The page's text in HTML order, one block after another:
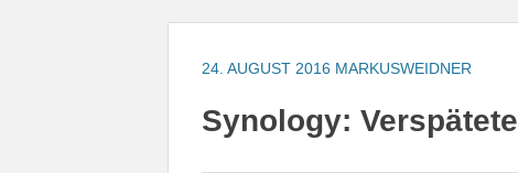
24. AUGUST 2016 MARKUSWEIDNER
Synology: